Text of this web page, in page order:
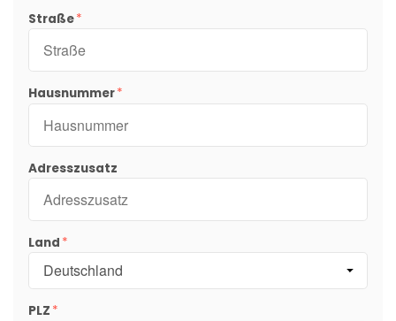
Straße
Hausnummer
Adresszusatz
Land
PLZ